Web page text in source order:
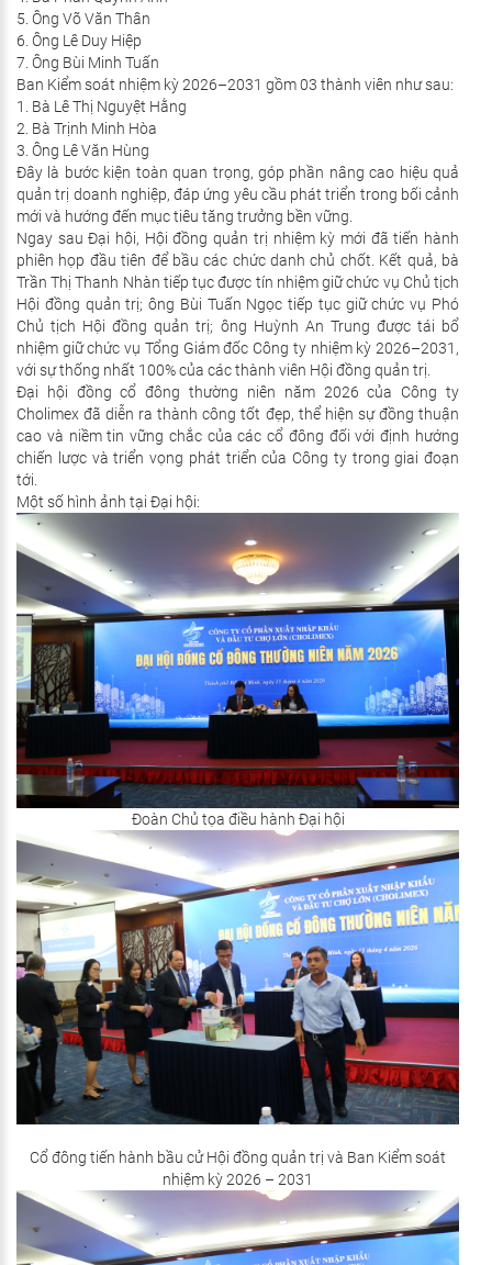
5. Ông Võ Văn Thân
6. Ông Lê Duy Hiệp
7. Ông Bùi Minh Tuấn
Ban Kiểm soát nhiệm kỳ 2026–2031 gồm 03 thành viên như sau:
1.
Bà Lê Thị Nguyệt Hằng
2. Bà Trịnh Minh Hòa
3. Ông Lê Văn Hùng
Đây là bước kiện toàn quan trọng, góp phần nâng cao hiệu quả
quản trị doanh nghiệp, đáp ứng yêu cầu phát triển trong bối cảnh
mới và hướng đến mục tiêu tăng trưởng bền vững.
Ngay sau Đại hội, Hội đồng quản trị nhiệm kỳ mới đã tiến hành
phiên họp đầu tiên để bầu các chức danh chủ chốt. Kết quả, bà
Trần Thị Thanh Nhàn tiếp tục được tín nhiệm giữ chức vụ Chủ tịch
Hội đồng quản trị; ông Bùi Tuấn Ngọc tiếp tục giữ chức vụ Phó
Chủ tịch Hội đồng quản trị; ông Huỳnh An Trung được tái bổ
nhiệm giữ chức vụ Tổng Giám đốc Công ty nhiệm kỳ 2026–2031,
với sự thống nhất 100% của các thành viên Hội đồng quản trị.
Đại hội đồng cổ đông thường niên năm 2026 của Công ty
Cholimex đã diễn ra thành công tốt đẹp, thể hiện sự đồng thuận
cao và niềm tin vững chắc của các cổ đông đối với định hướng
chiến lược và triển vọng phát triển của Công ty trong giai đoạn
tới.
Một số hình ảnh tại Đại hội:
Đoàn Chủ tọa điều hành Đại hội
Cổ đông tiến hành bầu cử Hội đồng quản trị và Ban Kiểm soát
nhiệm kỳ 2026 – 2031